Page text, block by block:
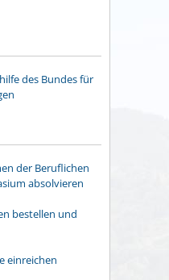
des Bundes für
der Beruflichen
absolvieren
bestellen und
einreichen